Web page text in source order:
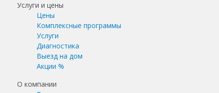
Услуги и цены
Цены
Комплексные программы
Услуги
Диагностика
Выезд на дом
Акции %
О компании